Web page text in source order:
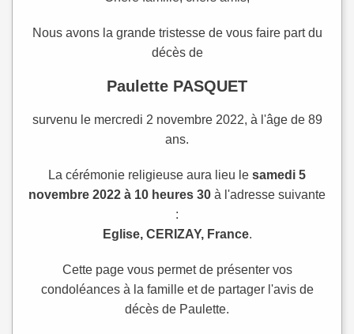
Nous avons la grande tristesse de vous faire part du
décès de
Paulette PASQUET
survenu le mercredi 2 novembre 2022, à l'âge de 89
ans.
La cérémonie religieuse aura lieu le samedi 5
novembre 2022 à 10 heures 30 à l'adresse suivante
:
Eglise, CERIZAY, France.
Cette page vous permet de présenter vos
condoléances à la famille et de partager l'avis de
décès de Paulette.